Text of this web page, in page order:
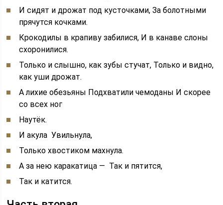
И сидят и дрожат под кусточками, За болотными
прячутся кочками.
Крокодилы в крапиву забилися, И в канаве слоны
схоронилися.
Только и слышно, как зубы стучат, Только и видно,
как уши дрожат.
А лихие обезьяны Подхватили чемоданы И скорее
со всех ног
Наутёк.
И акула Увильнула,
Только хвостиком махнула.
А за нею каракатица — Так и пятится,
Так и катится.